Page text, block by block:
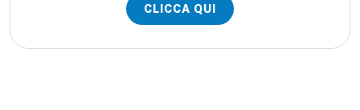
CLICCA QUI